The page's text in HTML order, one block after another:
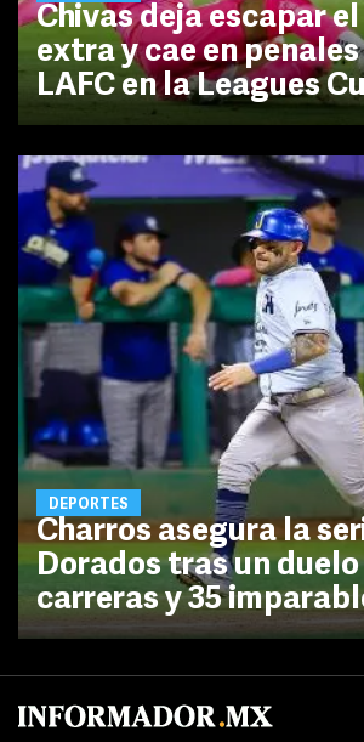
Chivas deja escapar
extra y cae en
LAFC en la Leagues
DEPORTES
Charros asegura la
Dorados tras un duelo
carreras y 35